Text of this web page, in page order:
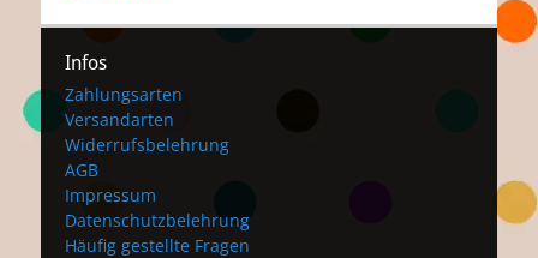
Infos
Zahlungsarten
Versandarten
Widerrufsbelehrung
AGB
Impressum
Datenschutzbelehrung
Häufig gestellte Fragen